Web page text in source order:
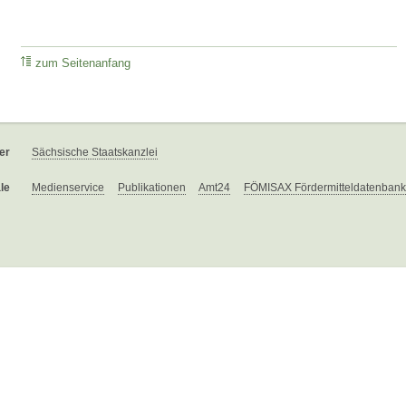
zum Seitenanfang
Sächsische Staatskanzlei
Medienservice Publikationen Amt24 FÖMISAX Fördermitteldatenbank